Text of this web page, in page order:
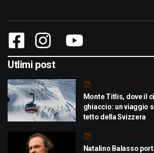
Utlimi post
Luglio 29, 2026
Monte Titlis, dove il
ghiaccio: un viaggio
tetto della Svizzera
Luglio 21, 2026
Natalino Balasso